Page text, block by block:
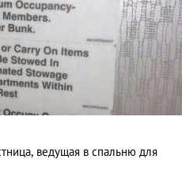
ведущая в спальню для